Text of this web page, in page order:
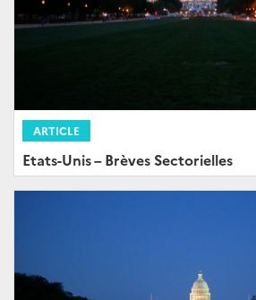
ARTICLE
Etats-Unis – Brèves Sectorielles